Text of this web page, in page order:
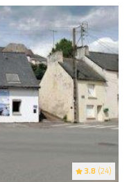
3.8 (24)